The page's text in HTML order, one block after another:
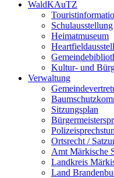
WaldKAuTZ
Schulausstellung
Heimatmuseum
Kultur- und
Verwaltung
Sitzungsplan
Ortsrecht /
Amt Märkische
Landkreis
Land